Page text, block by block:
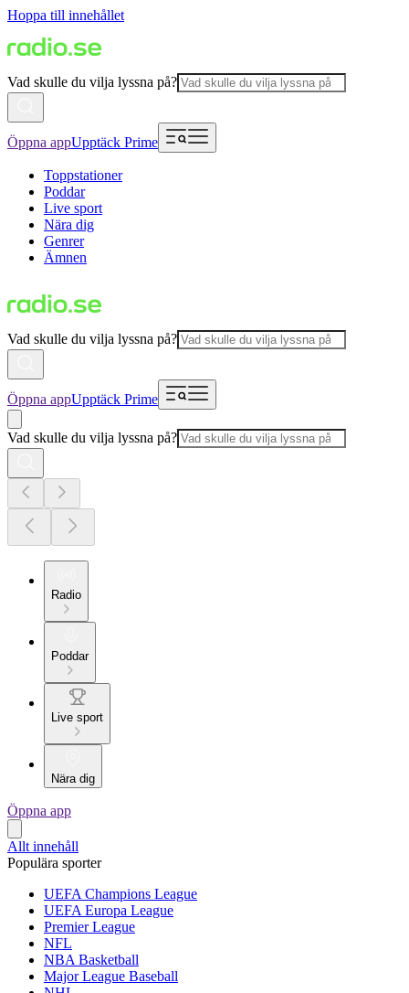
Hoppa till innehållet
Vad skulle du vilja lyssna på?
Öppna appUpptäck Prime
Toppstationer
Poddar
Live sport
Nära dig
Genrer
Ämnen
Vad skulle du vilja lyssna på?
Öppna appUpptäck Prime
Vad skulle du vilja lyssna på?
Radio
Poddar
Live sport
Nära dig
Öppna app
Allt innehåll
Populära sporter
UEFA Champions League
UEFA Europa League
Premier League
NFL
NBA Basketball
Major League Baseball